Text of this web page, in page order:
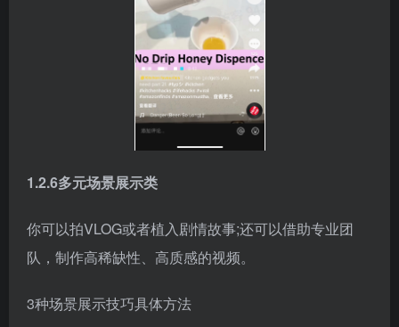
1.2.6多元场景展示类
你可以拍VLOG或者植入剧情故事;还可以借助专业团
队，制作高稀缺性、高质感的视频。
3种场景展示技巧具体方法